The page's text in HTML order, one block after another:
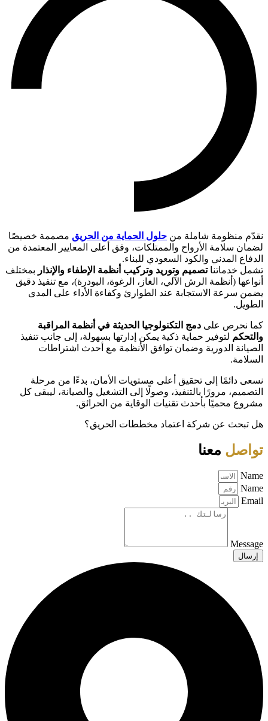
نقدّم منظومة شاملة من حلول الحماية من الحريق مصممة خصيصًا
لضمان سلامة الأرواح والممتلكات، وفق أعلى المعايير المعتمدة من
الدفاع المدني والكود السعودي للبناء.
تشمل خدماتناتصميم وتوريد وتركيب أنظمة الإطفاء والإنذار بمختلف
أنواعها (أنظمة الرش الآلي، الغاز، الرغوة، البودرة)، مع تنفيذ دقيق
يضمن سرعة الاستجابة عند الطوارئ وكفاءة الأداء على المدى
الطويل.
كما نحرص على دمج التكنولوجيا الحديثة في أنظمة المراقبة
والتحكم لتوفير حماية ذكية يمكن إدارتها بسهولة، إلى جانب تنفيذ
الصيانة الدورية وضمان توافق الأنظمة مع أحدث اشتراطات
السلامة.
نسعى دائمًا إلى تحقيق أعلى مستويات الأمان، بدءًا من مرحلة
التصميم، مرورًا بالتنفيذ، وصولًا إلى التشغيل والصيانة، ليبقى كل
مشروع محميًا بأحدث تقنيات الوقاية من الحرائق.
هل تبحث عن شركة اعتماد مخططات الحريق؟
تواصل معنا
Name
Name
Email
Message
إرسال